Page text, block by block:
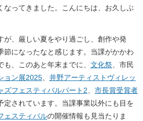
なってきました。こんにちは、お久しぶ
が、厳しい夏をやり過ごし、創作や発
節になったなと感じます。当課がかかわ
、このあと年末までに、 文化祭、市民
ョン展2025、 井野アーティストヴィレッ
ズフェスティバルパート2、 市長賞受賞者
されています。当課事業以外にも目を
ェスティバルの開催情報も見当たりま